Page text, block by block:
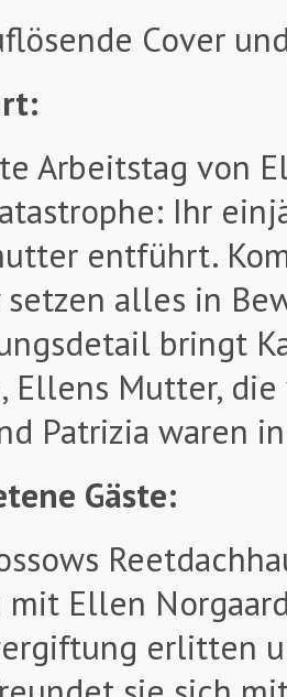
Cover
Arbeitstag von
Ihr
entführt.
setzen alles in
bringt
Ellens Mutter,
Patrizia waren
Gäste:
mit Ellen
erlitten